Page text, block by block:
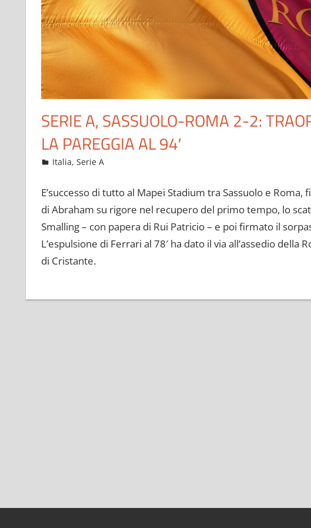
SERIE A, SASSUOLO-ROMA 2-2:
LA PAREGGIA AL 94′
Febbraio 14, 2022
admin
Italia,Serie A
E’successo di tutto al Mapei Stadium tra Sassuolo e
di Abraham su rigore nel recupero del primo tempo, lo
Smalling – con papera di Rui Patricio – e poi firmato il
L’espulsione di Ferrari al 78′ ha dato il via all’assedio della
di Cristante.